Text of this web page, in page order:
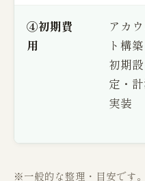
④初期費
用
アカ
ト構築
初期設
定・
実装
※一般的な整理・目安です